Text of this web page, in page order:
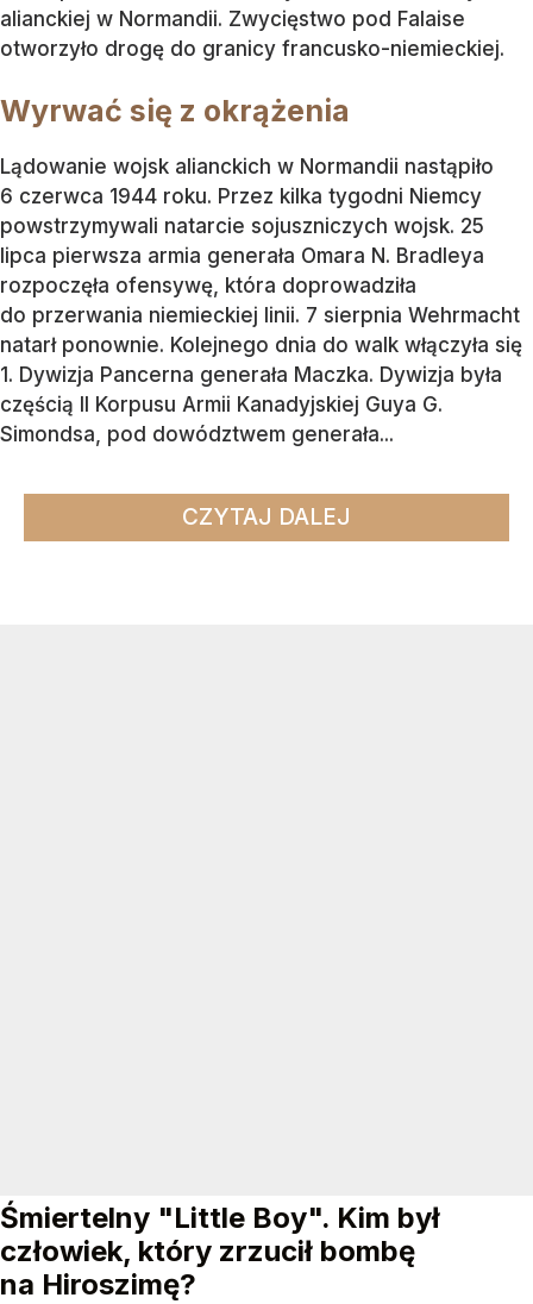
alianckiej w Normandii. Zwycięstwo pod Falaise
otworzyło drogę do granicy francusko-niemieckiej.
Wyrwać się z okrążenia
Lądowanie wojsk alianckich w Normandii nastąpiło
6 czerwca 1944 roku. Przez kilka tygodni Niemcy
powstrzymywali natarcie sojuszniczych wojsk. 25
lipca pierwsza armia generała Omara N. Bradleya
rozpoczęła ofensywę, która doprowadziła
do przerwania niemieckiej linii. 7 sierpnia Wehrmacht
natarł ponownie. Kolejnego dnia do walk włączyła się
1. Dywizja Pancerna generała Maczka. Dywizja była
częścią II Korpusu Armii Kanadyjskiej Guya G.
Simondsa, pod dowództwem generała...
CZYTAJ DALEJ
Śmiertelny "Little Boy". Kim był
człowiek, który zrzucił bombę
na Hiroszimę?